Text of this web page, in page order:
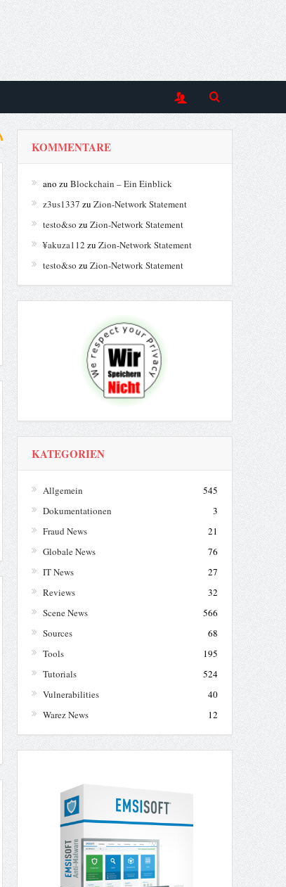
KOMMENTARE
ano zu Blockchain – Ein Einblick
z3us1337 zu Zion-Network Statement
testo&so zu Zion-Network Statement
¥akuza112 zu Zion-Network Statement
testo&so zu Zion-Network Statement
KATEGORIEN
Allgemein
545
Dokumentationen
3
Fraud News
21
Globale News
76
IT News
27
Reviews
32
Scene News
566
Sources
68
Tools
195
Tutorials
524
Vulnerabilities
40
Warez News
12